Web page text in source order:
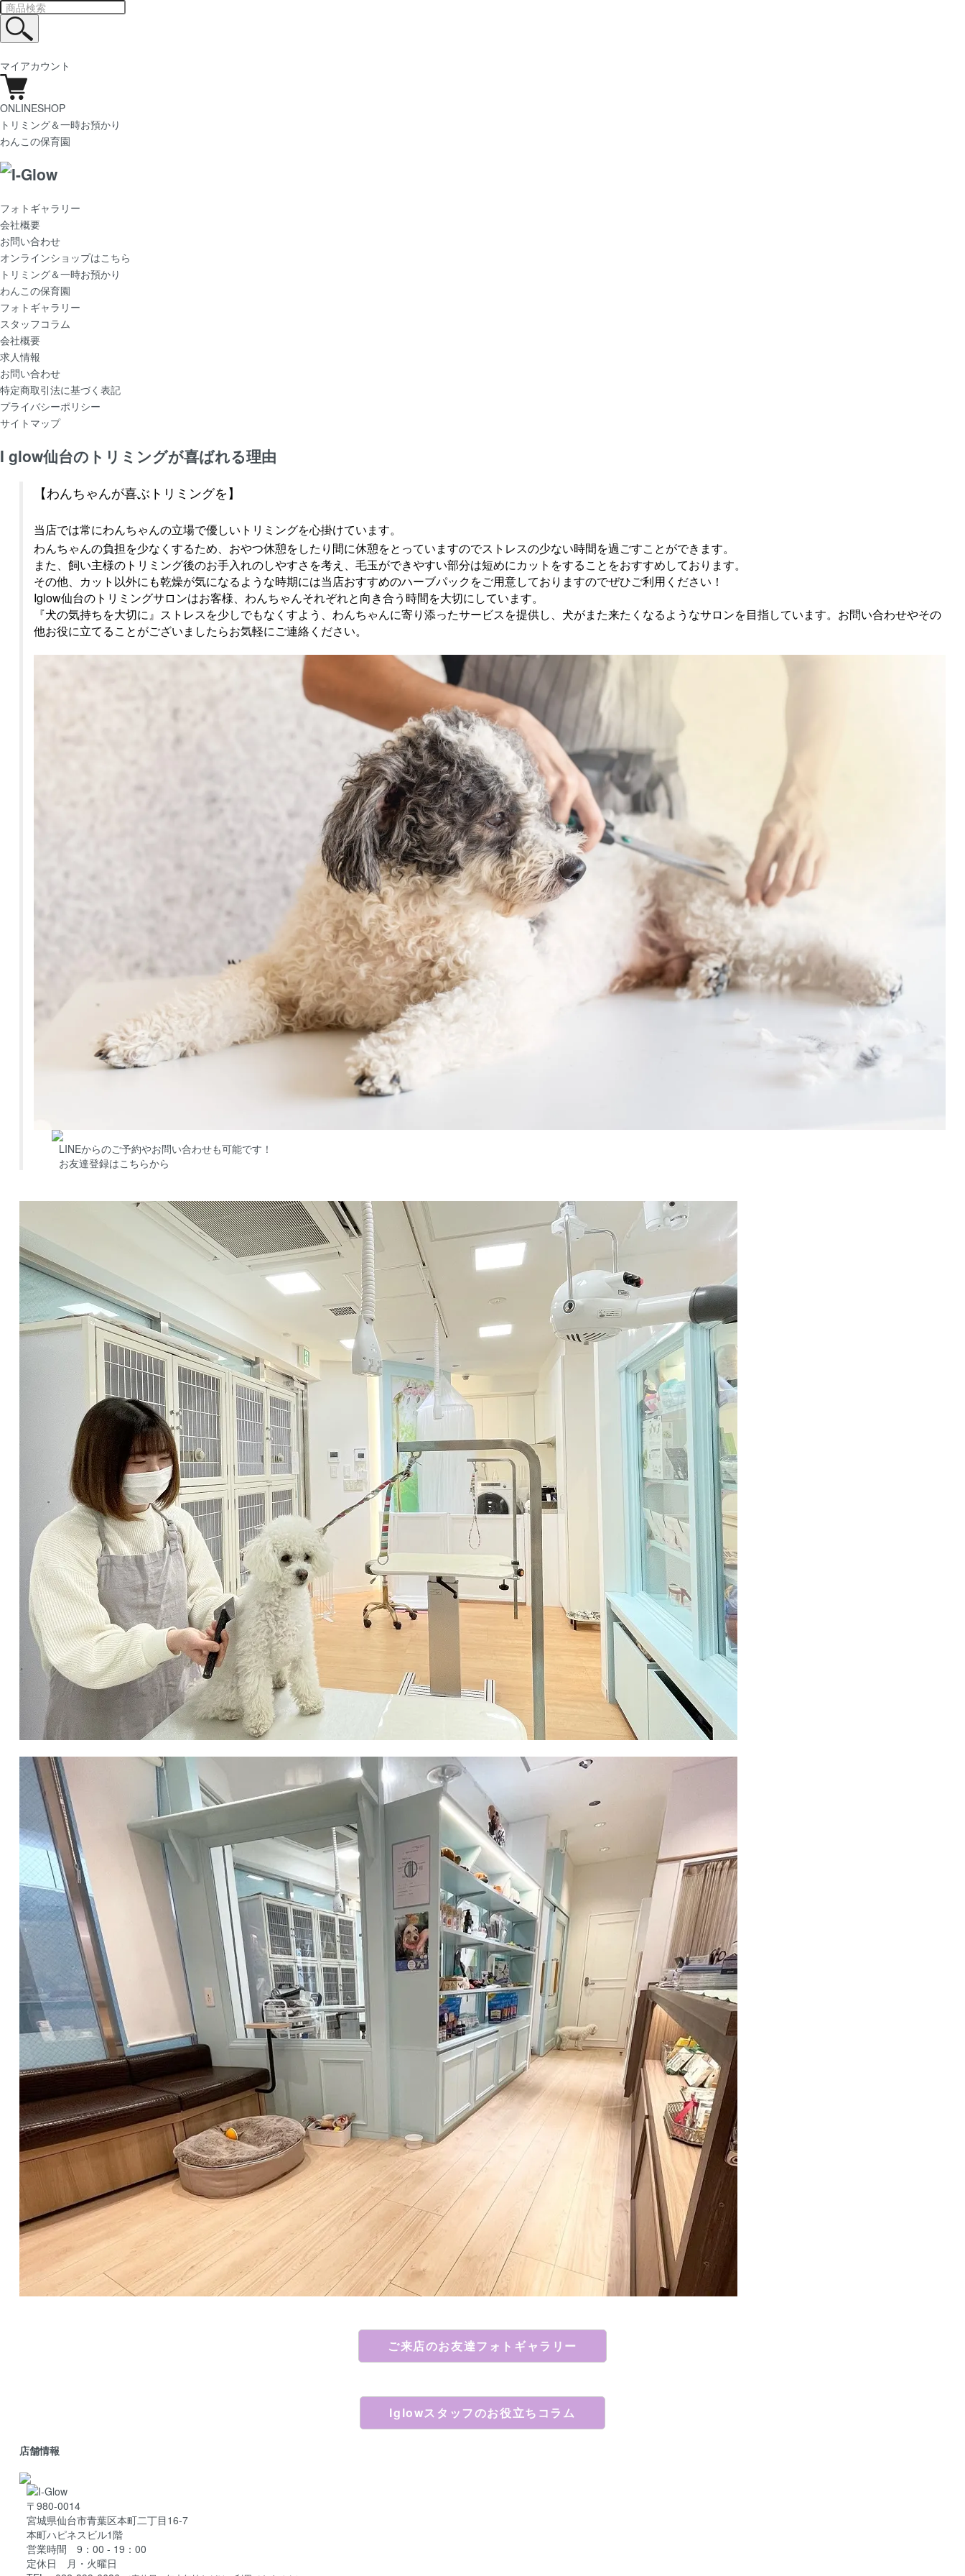
マイアカウント
ONLINESHOP
トリミング＆一時お預かり
わんこの保育園
フォトギャラリー
会社概要
お問い合わせ
オンラインショップはこちら
トリミング＆一時お預かり
わんこの保育園
フォトギャラリー
スタッフコラム
会社概要
求人情報
お問い合わせ
特定商取引法に基づく表記
プライバシーポリシー
サイトマップ
I glow仙台のトリミングが喜ばれる理由
【わんちゃんが喜ぶトリミングを】
当店では常にわんちゃんの立場で優しいトリミングを心掛けています。
わんちゃんの負担を少なくするため、おやつ休憩をしたり間に休憩をとっていますのでストレスの少ない時間を過ごすことができます。
また、飼い主様のトリミング後のお手入れのしやすさを考え、毛玉ができやすい部分は短めにカットをすることをおすすめしております。
その他、カット以外にも乾燥が気になるような時期には当店おすすめのハーブパックをご用意しておりますのでぜひご利用ください！
Iglow仙台のトリミングサロンはお客様、わんちゃんそれぞれと向き合う時間を大切にしています。
『犬の気持ちを大切に』ストレスを少しでもなくすよう、わんちゃんに寄り添ったサービスを提供し、犬がまた来たくなるようなサロンを目指しています。お問い合わせやその
他お役に立てることがございましたらお気軽にご連絡ください。
LINEからのご予約やお問い合わせも可能です！
お友達登録はこちらから
ご来店のお友達フォトギャラリー
Iglowスタッフのお役立ちコラム
店舗情報
〒980-0014
宮城県仙台市青葉区本町二丁目16-7
本町ハピネスビル1階
営業時間 9：00 - 19：00
定休日 月・火曜日